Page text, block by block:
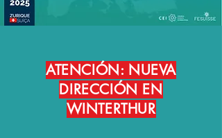
ATENCIÓN: NUEVA
DIRECCIÓN EN
WINTERTHUR